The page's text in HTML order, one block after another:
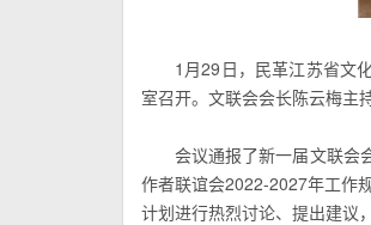
1月29日，民革江苏省文
室召开。文联会会长陈云梅主
会议通报了新一届文联会
作者联谊会2022-2027年工作
计划进行热烈讨论、提出建议